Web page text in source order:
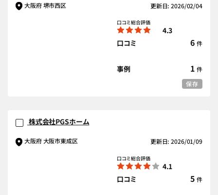
大阪府 堺市西区 更新日: 2026/02/04
口コミ総合評価
4.3
口コミ
6 件
事例 1 件
保存
株式会社PGSホーム
大阪府 大阪市東成区 更新日: 2026/01/09
口コミ総合評価
4.1
口コミ
5 件